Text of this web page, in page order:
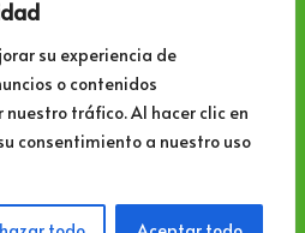
su experiencia de
o contenidos
tráfico. Al hacer clic en
consentimiento a nuestro uso
All rights
política de privacidad y